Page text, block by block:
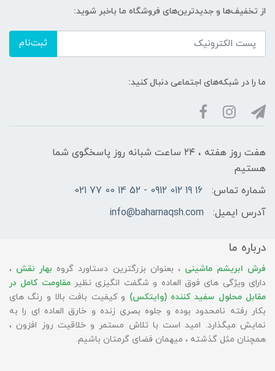
از تخفیف‌ها و جدیدترین‌های فروشگاه ما باخبر شوید:
ثبت‌نام
ما را در شبکه‌های اجتماعی دنبال کنید:
هفت روز هفته ، ۲۴ ساعت شبانه‌ روز پاسخگوی شما
هستیم
شماره تماس:
16 19 012 0912 - 52 14 00 77 021
آدرس ایمیل:
info@baharnaqsh.com
درباره ما
فرش ابریشم ماشینی ، بعنوان بزرگترین دستاورد گروه بهار نقش ،
دارای ویژگی های فوق العاده و شگفت انگیزی نظیرمقاومت کامل در
مقابل محلول سفید کننده (وایتکس) و کیفیت بافت بالا و رنگ های
بکار رفته نامحدود بوده و جلوه بصری زنده و خارق العاده ای را به
نمایش میگذارد. امید است با تلاش مستمر و خلاقیت روز افزون ،
همچنان مثل گذشته ، میهمان فضای گرمتان باشیم.